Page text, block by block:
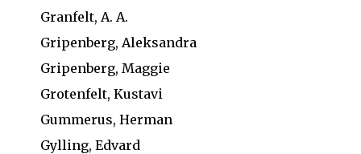
Granfelt, A. A.
Gripenberg, Aleksandra
Gripenberg, Maggie
Grotenfelt, Kustavi
Gummerus, Herman
Gylling, Edvard